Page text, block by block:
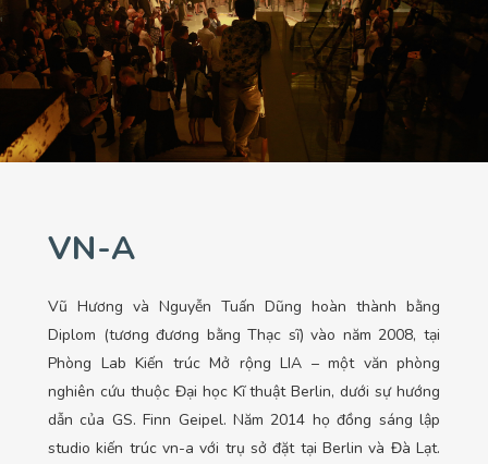
VN-A
Vũ Hương và Nguyễn Tuấn Dũng hoàn thành bằng
Diplom (tương đương bằng Thạc sĩ) vào năm 2008, tại
Phòng Lab Kiến trúc Mở rộng LIA – một văn phòng
nghiên cứu thuộc Đại học Kĩ thuật Berlin, dưới sự hướng
dẫn của GS. Finn Geipel. Năm 2014 họ đồng sáng lập
studio kiến trúc vn-a với trụ sở đặt tại Berlin và Đà Lạt.